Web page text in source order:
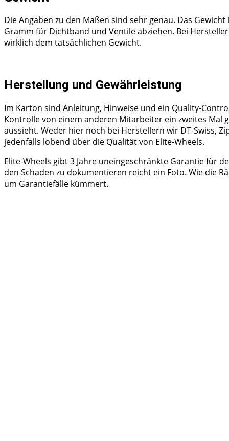
Die Angaben zu den Maßen sind sehr genau. Das
Gramm für Dichtband und Ventile abziehen. Bei
wirklich dem tatsächlichen Gewicht.
Herstellung und Gewährleistung
Im Karton sind Anleitung, Hinweise und ein Quality-
Kontrolle von einem anderen Mitarbeiter ein zweites
aussieht. Weder hier noch bei Herstellern wir DT-Swiss,
jedenfalls lobend über die Qualität von Elite-Wheels.
Elite-Wheels gibt 3 Jahre uneingeschränkte Garantie für
den Schaden zu dokumentieren reicht ein Foto. Wie die
um Garantiefälle kümmert.